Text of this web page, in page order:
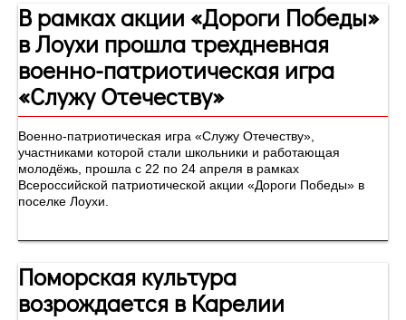
В рамках акции «Дороги Победы»
в Лоухи прошла трехдневная
военно-патриотическая игра
«Служу Отечеству»
Военно-патриотическая игра «Служу Отечеству»,
участниками которой стали школьники и работающая
молодёжь, прошла с 22 по 24 апреля в рамках
Всероссийской патриотической акции «Дороги Победы» в
поселке Лоухи.
Поморская культура
возрождается в Карелии